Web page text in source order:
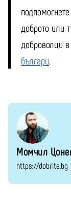
доброто или
доброволци
българи.
Момчил
https://dobrite.bg